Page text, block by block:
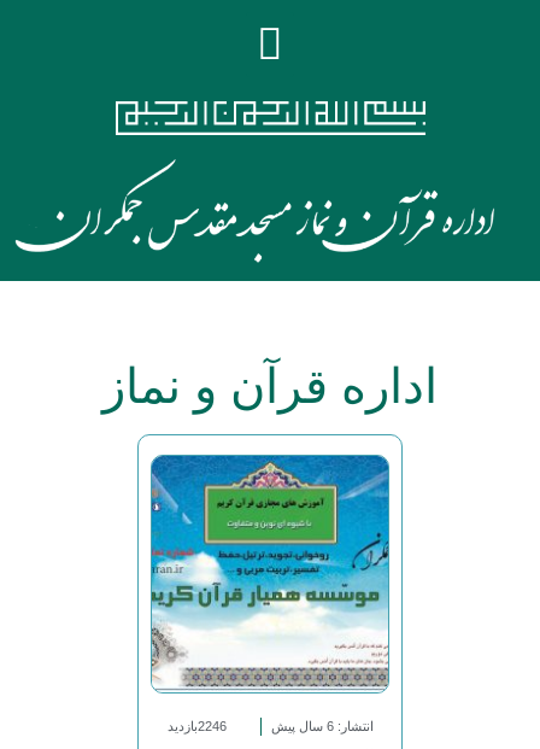
اداره قرآن و نماز
انتشار: 6 سال پیش 2246بازدید